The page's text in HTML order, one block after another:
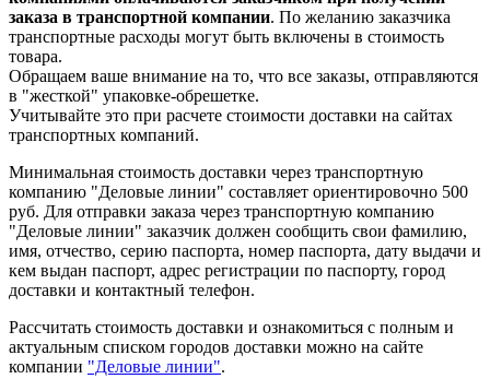
заказа в транспортной компании. По желанию заказчика
транспортные расходы могут быть включены в стоимость
товара.
Обращаем ваше внимание на то, что все заказы, отправляются
в "жесткой" упаковке-обрешетке.
Учитывайте это при расчете стоимости доставки на сайтах
транспортных компаний.
Минимальная стоимость доставки через транспортную
компанию "Деловые линии" составляет ориентировочно 500
руб. Для отправки заказа через транспортную компанию
"Деловые линии" заказчик должен сообщить свои фамилию,
имя, отчество, серию паспорта, номер паспорта, дату выдачи и
кем выдан паспорт, адрес регистрации по паспорту, город
доставки и контактный телефон.
Рассчитать стоимость доставки и ознакомиться с полным и
актуальным списком городов доставки можно на сайте
компании "Деловые линии".